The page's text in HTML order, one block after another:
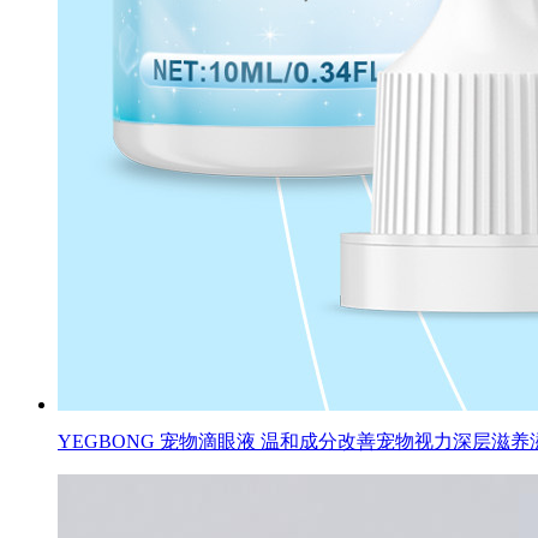
YEGBONG 宠物滴眼液 温和成分改善宠物视力深层滋养